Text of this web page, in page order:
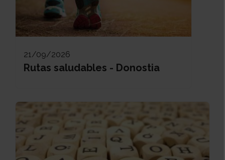
21/09/2026
Rutas saludables - Donostia